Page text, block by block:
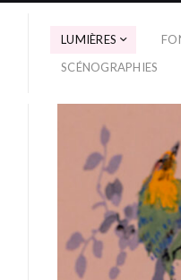
LUMIÈRES
SCÉNOGRAPHIES